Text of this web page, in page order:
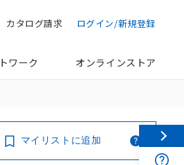
ログイン/新規登録
カタログ請求
ワーク オンラインストア
マイリストに追加